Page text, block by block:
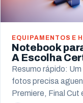
EQUIPAMENTOS E
Notebook
A Escolha
Resumo rápido:
fotos precisa
Premiere, Final Cut